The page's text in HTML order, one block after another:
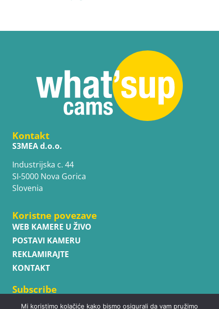
Kontakt
S3MEA d.o.o.
Industrijska c. 44
SI-5000 Nova Gorica
Slovenia
Koristne povezave
WEB KAMERE U ŽIVO
POSTAVI KAMERU
REKLAMIRAJTE
KONTAKT
Subscribe
Mi koristimo kolačiće kako bismo osigurali da vam pružimo